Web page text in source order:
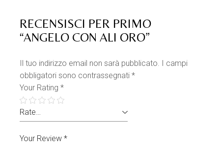
RECENSISCI PER PRIMO
“ANGELO CON ALI ORO”
Il tuo indirizzo email non sarà pubblicato. I campi
obbligatori sono contrassegnati*
Your Rating*